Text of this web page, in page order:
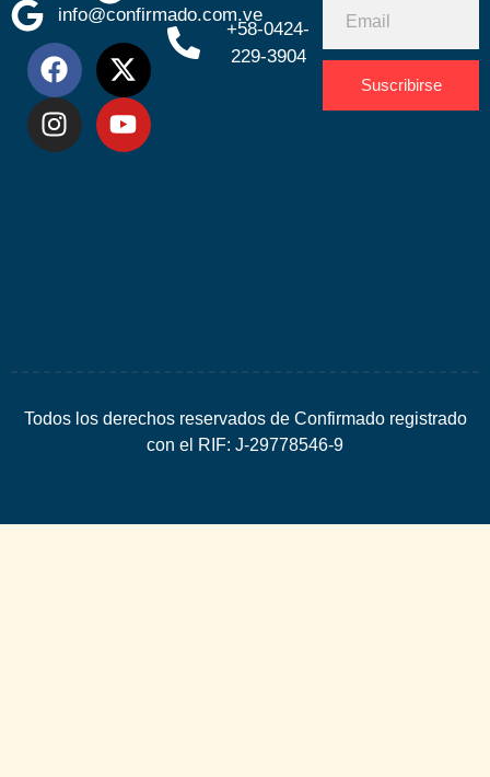
info@confirmado.com.ve
+58-0424-
229-3904
Suscribirse
Todos los derechos reservados de Confirmado registrado
con el RIF: J-29778546-9